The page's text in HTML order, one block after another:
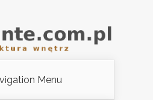
Menu